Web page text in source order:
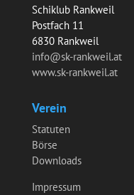
Schiklub Rankweil
Postfach 11
6830 Rankweil
info@sk-rankweil.at
www.sk-rankweil.at
Verein
Statuten
Börse
Downloads
Impressum